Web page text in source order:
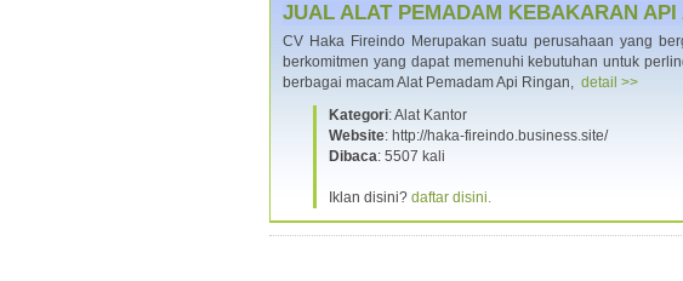
JUAL ALAT PEMADAM KEBAKARAN API
CV Haka Fireindo Merupakan suatu perusahaan yang
berkomitmen yang dapat memenuhi kebutuhan untuk
berbagai macam Alat Pemadam Api Ringan, detail >>
Kategori: Alat Kantor
Website: http://haka-fireindo.business.site/
Dibaca: 5507 kali
Iklan disini? daftar disini.